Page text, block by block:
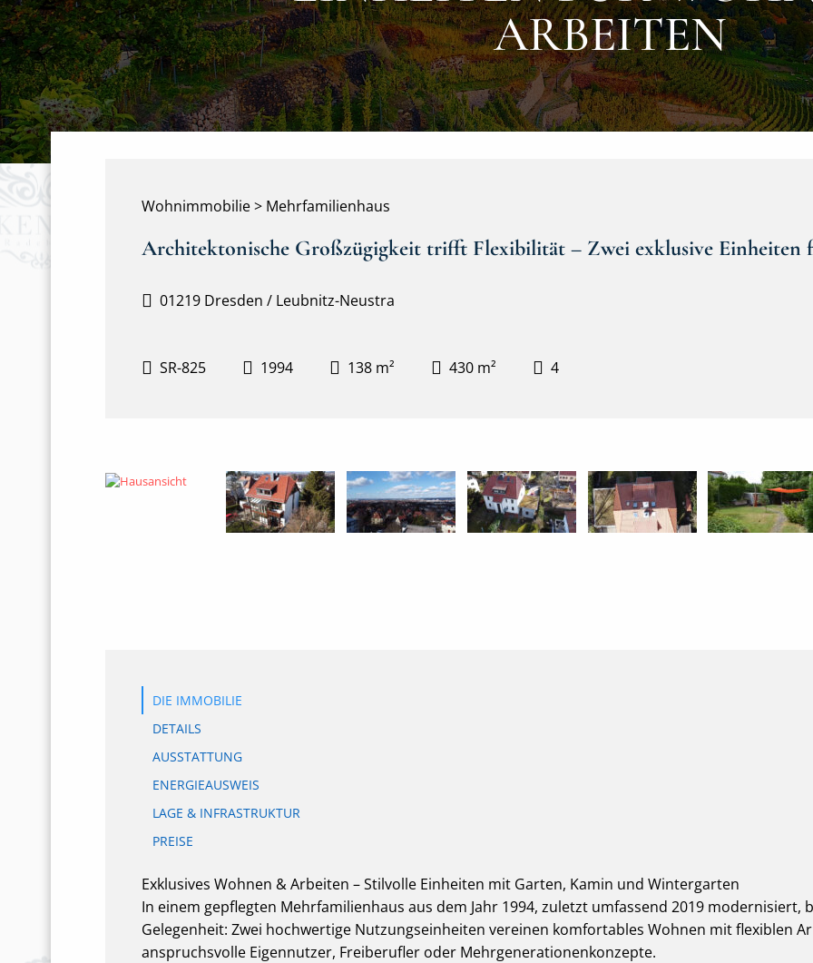
RBEITEN
Wohnimmobilie > Mehrfamilienhaus
Architektonische Großzügigkeit trifft Flexibilität – Zwei exklusive Einheiten
01219 Dresden / Leubnitz-Neustra
SR-825 1994 138 m² 430 m² 4
DIE IMMOBILIE
DETAILS
AUSSTATTUNG
ENERGIEAUSWEIS
LAGE & INFRASTRUKTUR
PREISE
Exklusives Wohnen & Arbeiten – Stilvolle Einheiten mit Garten, Kamin und Wintergarten
In einem gepflegten Mehrfamilienhaus aus dem Jahr 1994, zuletzt umfassend 2019 modernisiert,
Gelegenheit: Zwei hochwertige Nutzungseinheiten vereinen komfortables Wohnen mit flexiblen
anspruchsvolle Eigennutzer, Freiberufler oder Mehrgenerationenkonzepte.